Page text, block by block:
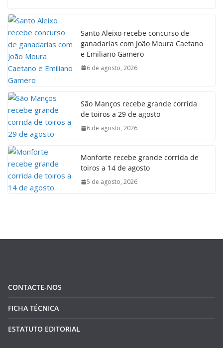
Santo Aleixo recebe concurso de
ganadarias com João Moura Caetano
e Emiliano Gamero
6 de agosto, 2026
São Manços recebe grande corrida
de toiros a 29 de agosto
6 de agosto, 2026
Monforte recebe grande corrida de
toiros a 14 de agosto
5 de agosto, 2026
CONTACTE-NOS
FICHA TÉCNICA
ESTATUTO EDITORIAL